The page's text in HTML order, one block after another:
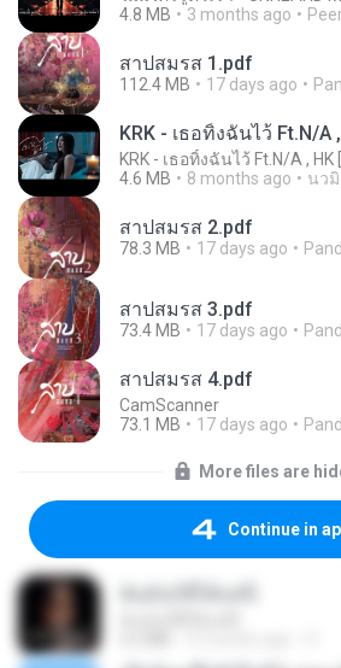
4.8 MB
3 months ago
สาปสมรส 1.pdf
112.4 MB 17 days ago
KRK - เธอทิ้งฉันไว้ Ft.N/A
KRK - เธอทิ้งฉันไว้ Ft.N/A , HK
4.6 MB
8 months ago นว
สาปสมรส 2.pdf
78.3 MB 17 days ago
สาปสมรส 3.pdf
73.4 MB 17 days ago
สาปสมรส 4.pdf
CamScanner
73.1 MB
17 days ago
More files are
Continue in